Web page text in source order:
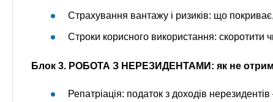
Страхування вантажу і ризиків: що
Строки корисного використання: скоротити
Блок 3. РОБОТА З НЕРЕЗИДЕНТАМИ: як не
Репатріація: податок з доходів